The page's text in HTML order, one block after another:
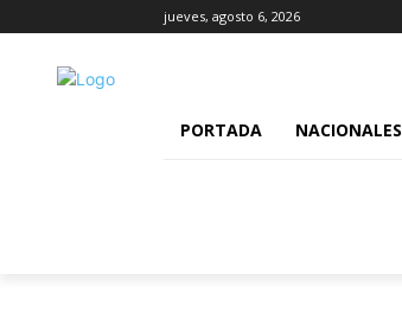
jueves, agosto 6, 2026
PORTADA NACIONALES